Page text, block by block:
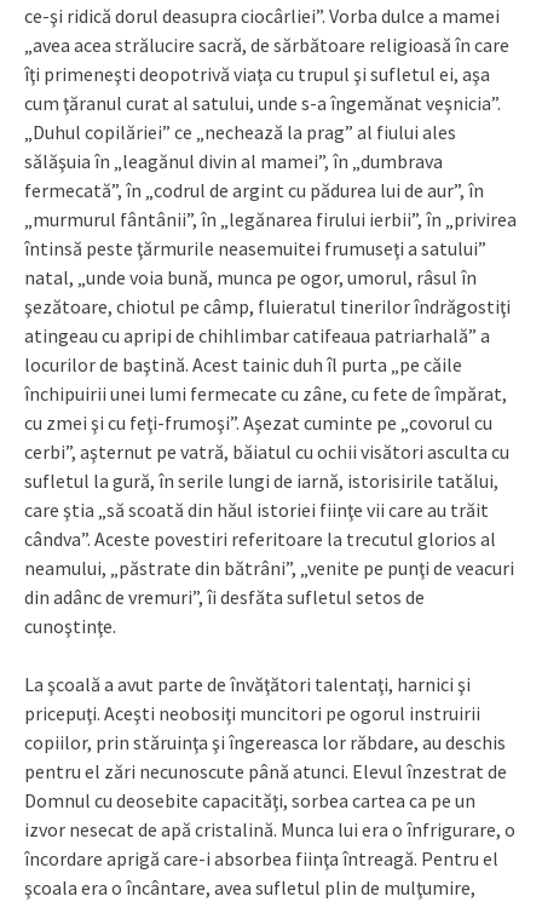
ce-şi ridică dorul deasupra ciocârliei”. Vorba dulce a mamei
„avea acea strălucire sacră, de sărbătoare religioasă în care
îţi primeneşti deopotrivă viaţa cu trupul şi sufletul ei, aşa
cum ţăranul curat al satului, unde s-a îngemănat veşnicia”.
„Duhul copilăriei” ce „nechează la prag” al fiului ales
sălăşuia în „leagănul divin al mamei”, în „dumbrava
fermecată”, în „codrul de argint cu pădurea lui de aur”, în
„murmurul fântânii”, în „legănarea firului ierbii”, în „privirea
întinsă peste ţărmurile neasemuitei frumuseţi a satului”
natal, „unde voia bună, munca pe ogor, umorul, râsul în
şezătoare, chiotul pe câmp, fluieratul tinerilor îndrăgostiţi
atingeau cu apripi de chihlimbar catifeaua patriarhală” a
locurilor de baştină. Acest tainic duh îl purta „pe căile
închipuirii unei lumi fermecate cu zâne, cu fete de împărat,
cu zmei şi cu feţi-frumoşi”. Aşezat cuminte pe „covorul cu
cerbi”, aşternut pe vatră, băiatul cu ochii visători asculta cu
sufletul la gură, în serile lungi de iarnă, istorisirile tatălui,
care ştia „să scoată din hăul istoriei fiinţe vii care au trăit
cândva”. Aceste povestiri referitoare la trecutul glorios al
neamului, „păstrate din bătrâni”, „venite pe punţi de veacuri
din adânc de vremuri”, îi desfăta sufletul setos de
cunoştinţe.
La şcoală a avut parte de învăţători talentaţi, harnici şi
pricepuţi. Aceşti neobosiţi muncitori pe ogorul instruirii
copiilor, prin stăruinţa şi îngereasca lor răbdare, au deschis
pentru el zări necunoscute până atunci. Elevul înzestrat de
Domnul cu deosebite capacităţi, sorbea cartea ca pe un
izvor nesecat de apă cristalină. Munca lui era o înfrigurare, o
încordare aprigă care-i absorbea fiinţa întreagă. Pentru el
şcoala era o încântare, avea sufletul plin de mulţumire,